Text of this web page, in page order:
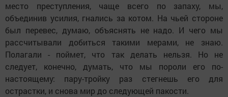
место преступления, чаще всего по запаху, мы,
объединив усилия, гнались за котом. На чьей стороне
был перевес, думаю, объяснять не надо. И чего мы
рассчитывали добиться такими мерами, не знаю.
Полагали - поймет, что так делать нельзя. Но не
следует, конечно, думать, что мы пороли его по-
настоящему: пару-тройку раз стегнешь его для
острастки, и снова мир до следующей пакости.